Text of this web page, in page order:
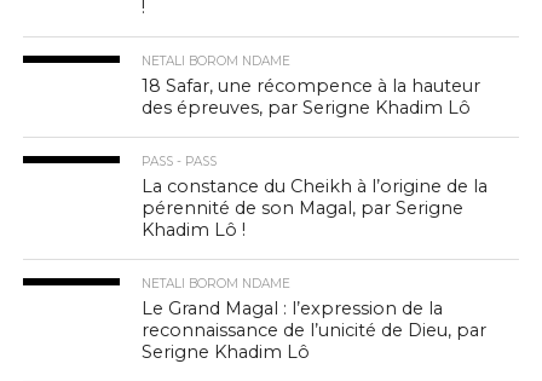
!
NETALI BOROM NDAME
18 Safar, une récompence à la hauteur
des épreuves, par Serigne Khadim Lô
PASS - PASS
La constance du Cheikh à l’origine de la
pérennité de son Magal, par Serigne
Khadim Lô !
NETALI BOROM NDAME
Le Grand Magal : l’expression de la
reconnaissance de l’unicité de Dieu, par
Serigne Khadim Lô